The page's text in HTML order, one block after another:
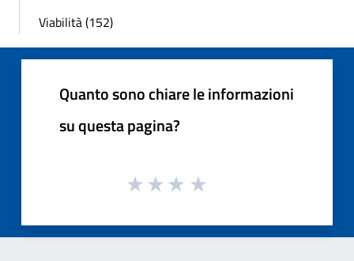
Viabilità (152)
Quanto sono chiare le informazioni
su questa pagina?